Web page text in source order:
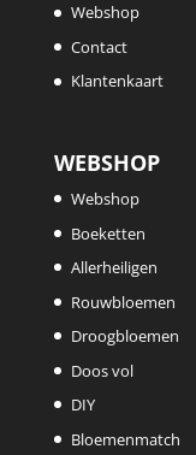
Webshop
Contact
Klantenkaart
WEBSHOP
Webshop
Boeketten
Allerheiligen
Rouwbloemen
Droogbloemen
Doos vol
DIY
Bloemenmatch